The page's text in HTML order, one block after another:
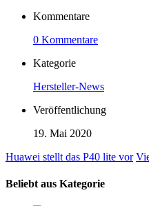
Kommentare
0 Kommentare
Kategorie
Hersteller-News
Veröffentlichung
19. Mai 2020
Huawei stellt das P40 lite vor
Beliebt aus Kategorie